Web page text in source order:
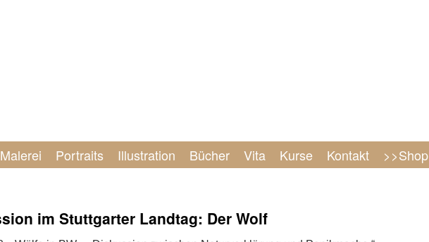
Malerei Portraits Illustration Bücher Vita Kurse Kontakt >>Shop
im Stuttgarter Landtag: Der Wolf